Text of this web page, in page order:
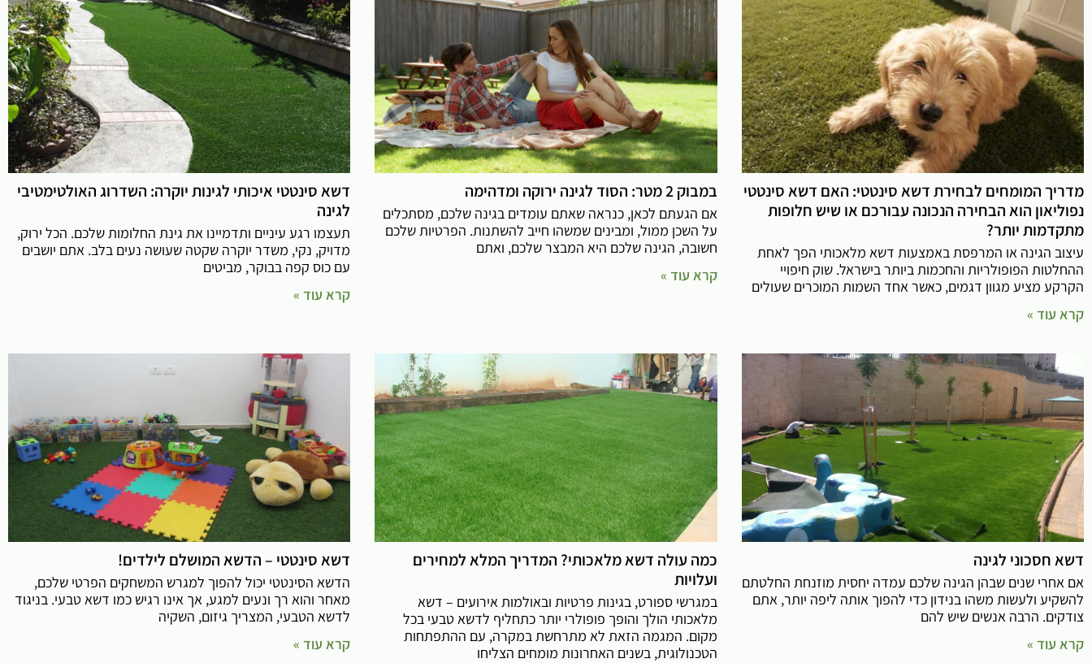
מדריך המומחים לבחירת דשא סינטטי: האם דשא סינטטי
נפוליאון הוא הבחירה הנכונה עבורכם או שיש חלופות
מתקדמות יותר?
עיצוב הגינה או המרפסת באמצעות דשא מלאכותי הפך לאחת
ההחלטות הפופולריות והחכמות ביותר בישראל. שוק חיפויי
הקרקע מציע מגוון דגמים, כאשר אחד השמות המוכרים שעולים
קרא עוד »
במבוק 2 מטר: הסוד לגינה ירוקה ומדהימה
אם הגעתם לכאן, כנראה שאתם עומדים בגינה שלכם, מסתכלים
על השכן ממול, ומבינים שמשהו חייב להשתנות. הפרטיות שלכם
חשובה, הגינה שלכם היא המבצר שלכם, ואתם
קרא עוד »
דשא סינטטי איכותי לגינות יוקרה: השדרוג האולטימטיבי
לגינה
תעצמו רגע עיניים ותדמיינו את גינת החלומות שלכם. הכל ירוק,
מדויק, נקי, משדר יוקרה שקטה שעושה נעים בלב. אתם יושבים
עם כוס קפה בבוקר, מביטים
קרא עוד »
דשא חסכוני לגינה
אם אחרי שנים שבהן הגינה שלכם עמדה יחסית מוזנחת החלטתם
להשקיע ולעשות משהו בנידון כדי להפוך אותה ליפה יותר, אתם
צודקים. הרבה אנשים שיש להם
קרא עוד »
כמה עולה דשא מלאכותי? המדריך המלא למחירים
ועלויות
במגרשי ספורט, בגינות פרטיות ובאולמות אירועים – דשא
מלאכותי הולך והופך פופולרי יותר כתחליף לדשא טבעי בכל
מקום. המגמה הזאת לא מתרחשת במקרה, עם ההתפתחות
הטכנולוגית, בשנים האחרונות מומחים הצליחו
דשא סינטטי – הדשא המושלם לילדים!
הדשא הסינטטי יכול להפוך למגרש המשחקים הפרטי שלכם,
מאחר והוא רך ונעים למגע, אך אינו רגיש כמו דשא טבעי. בניגוד
לדשא הטבעי, המצריך גיזום, השקיה
קרא עוד »